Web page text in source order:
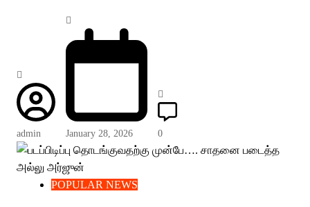
admin January 28, 2026 0
POPULAR NEWS